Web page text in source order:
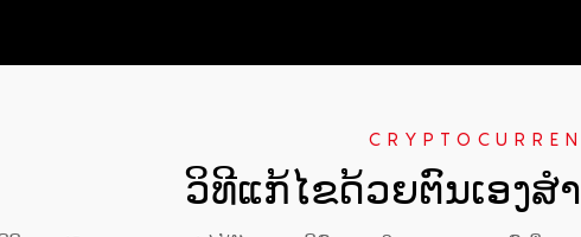
ວິທີແກ້ໄຂດ້ວຍຕົນເອງສ